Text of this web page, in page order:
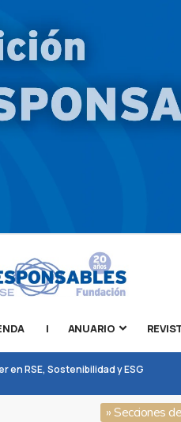
| ANUARIO
RSE, Sostenibilidad y ESG
» Secciones